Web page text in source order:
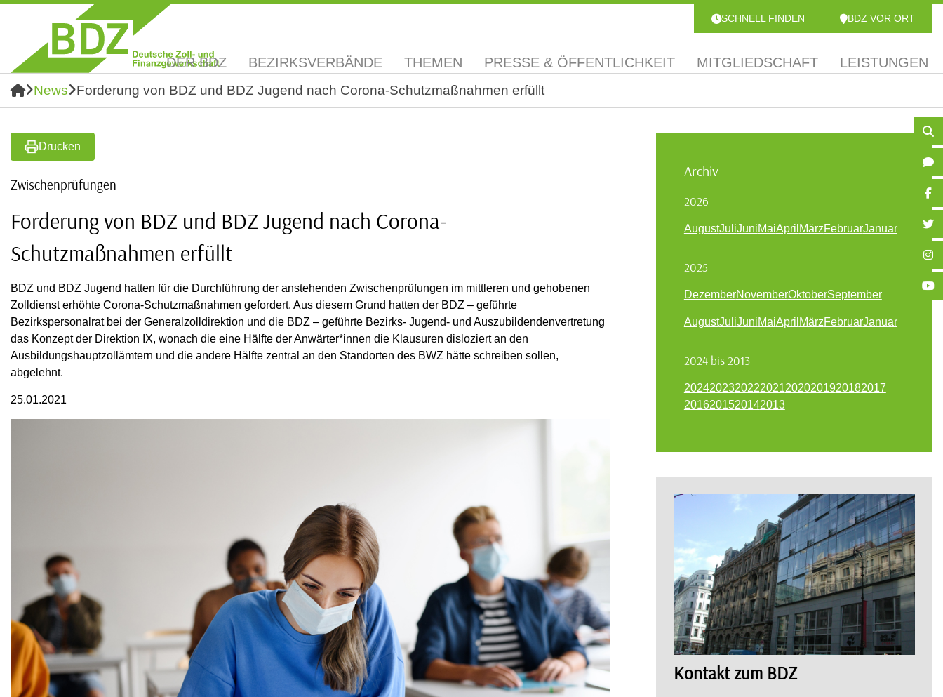
SCHNELL FINDEN BDZ VOR ORT
DER BDZ BEZIRKSVERBÄNDE THEMEN PRESSE & ÖFFENTLICHKEIT MITGLIEDSCHAFT LEISTUNGEN
News Forderung von BDZ und BDZ Jugend nach Corona-Schutzmaßnahmen erfüllt
Drucken
Zwischenprüfungen
Forderung von BDZ und BDZ Jugend nach Corona-
Schutzmaßnahmen erfüllt
BDZ und BDZ Jugend hatten für die Durchführung der anstehenden Zwischenprüfungen im mittleren und gehobenen
Zolldienst erhöhte Corona-Schutzmaßnahmen gefordert. Aus diesem Grund hatten der BDZ – geführte
Bezirkspersonalrat bei der Generalzolldirektion und die BDZ – geführte Bezirks- Jugend- und Auszubildendenvertretung
das Konzept der Direktion IX, wonach die eine Hälfte der Anwärter*innen die Klausuren disloziert an den
Ausbildungshauptzollämtern und die andere Hälfte zentral an den Standorten des BWZ hätte schreiben sollen,
abgelehnt.
25.01.2021
Archiv
2026
AugustJuliJuniMaiApril MärzFebruarJanuar
2025
DezemberNovemberOktoberSeptember
AugustJuliJuniMaiApril MärzFebruarJanuar
2024 bis 2013
20242023202220212020201920182017
2016201520142013
Kontakt zum BDZ